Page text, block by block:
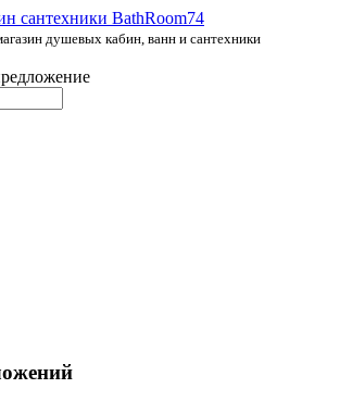
душевых кабин, ванн и сантехники